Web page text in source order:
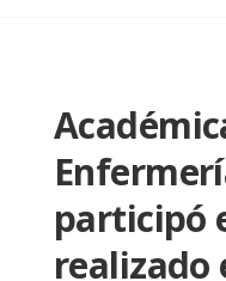
participó
realizado